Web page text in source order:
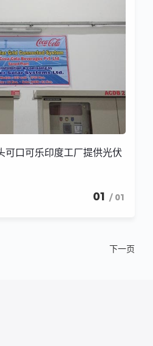
可口可乐印度工厂提供光伏
01 / 01
下一页